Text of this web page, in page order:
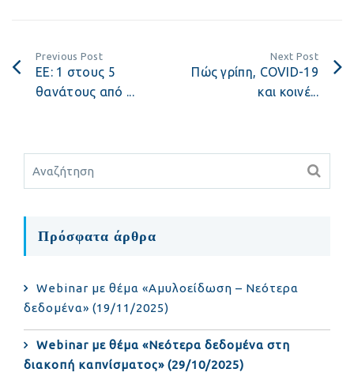
Previous Post
ΕΕ: 1 στους 5
θανάτους από ...
Next Post
Πώς γρίπη, COVID-19
και κοινέ...
Πρόσφατα άρθρα
Webinar με θέμα «Αμυλοείδωση – Νεότερα
δεδομένα» (19/11/2025)
Webinar με θέμα «Νεότερα δεδομένα στη
διακοπή καπνίσματος» (29/10/2025)